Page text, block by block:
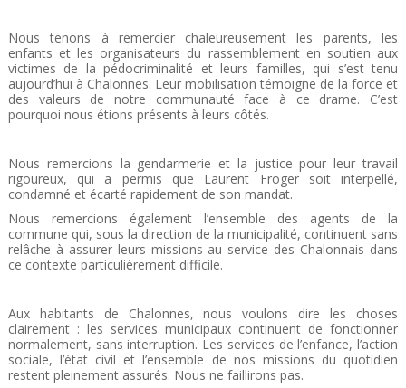
Nous tenons à remercier chaleureusement les parents, les
enfants et les organisateurs du rassemblement en soutien aux
victimes de la pédocriminalité et leurs familles, qui s’est tenu
aujourd’hui à Chalonnes. Leur mobilisation témoigne de la force et
des valeurs de notre communauté face à ce drame. C’est
pourquoi nous étions présents à leurs côtés.
Nous remercions la gendarmerie et la justice pour leur travail
rigoureux, qui a permis que Laurent Froger soit interpellé,
condamné et écarté rapidement de son mandat.
Nous remercions également l’ensemble des agents de la
commune qui, sous la direction de la municipalité, continuent sans
relâche à assurer leurs missions au service des Chalonnais dans
ce contexte particulièrement difficile.
Aux habitants de Chalonnes, nous voulons dire les choses
clairement : les services municipaux continuent de fonctionner
normalement, sans interruption. Les services de l’enfance, l’action
sociale, l’état civil et l’ensemble de nos missions du quotidien
restent pleinement assurés. Nous ne faillirons pas.